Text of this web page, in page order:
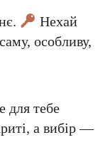
Нехай
особливу,
для тебе
а вибір —